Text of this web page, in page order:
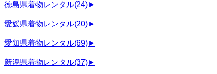
徳島県着物レンタル(24)►
愛媛県着物レンタル(20)►
愛知県着物レンタル(69)►
新潟県着物レンタル(37)►